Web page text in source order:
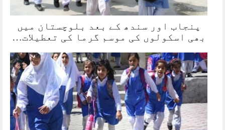
پنجاب اور سندھ کے بعد بلوچستان میں
بھی اسکولوں کی موسم گرما کی تعطیلات…